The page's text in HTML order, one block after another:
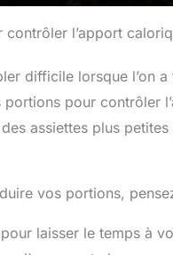
contrôler l’apport
difficile lorsque l’on
portions pour contrôler
assiettes plus
vos portions,
laisser le temps à